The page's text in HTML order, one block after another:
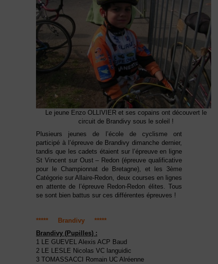
Le jeune Enzo OLLIVIER et ses copains ont découvert le
circuit de Brandivy sous le soleil !
Plusieurs jeunes de l’école de cyclisme ont
participé à l’épreuve de Brandivy dimanche dernier,
tandis que les cadets étaient sur l’épreuve en ligne
St Vincent sur Oust – Redon (épreuve qualificative
pour le Championnat de Bretagne), et les 3ème
Catégorie sur Allaire-Redon, deux courses en lignes
en attente de l’épreuve Redon-Redon élites. Tous
se sont bien battus sur ces différentes épreuves !
***** Brandivy *****
Brandivy (Pupilles) :
1 LE GUEVEL Alexis ACP Baud
2 LE LESLE Nicolas VC languidic
3 TOMASSACCI Romain UC Alréenne